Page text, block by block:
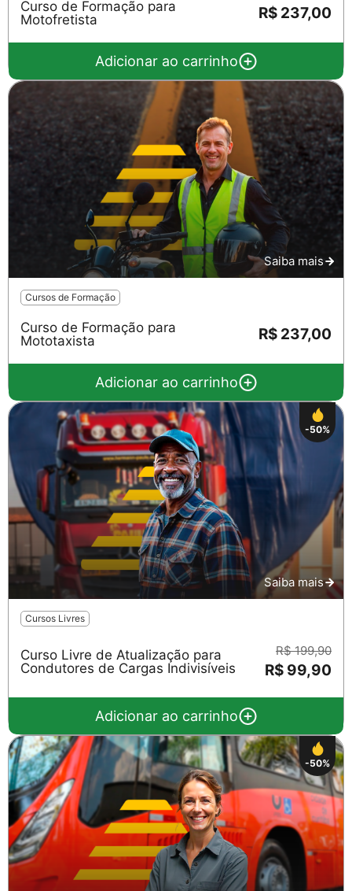
Curso de Formação para
Motofretista
R$ 237,00
Adicionar ao carrinho
Saiba mais
Cursos de Formação
Curso de Formação para
Mototaxista
R$ 237,00
Adicionar ao carrinho
-50%
Saiba mais
Cursos Livres
Curso Livre de Atualização para
Condutores de Cargas Indivisíveis
R$ 199,90
R$ 99,90
Adicionar ao carrinho
-50%